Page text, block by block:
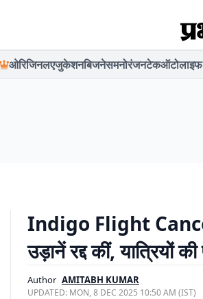
ओरिजिनलएजुकेशनबिजनेसमनोरंजनटेकऑटो
Indigo Flight
उड़ानें रद्द कीं, यात्रियों
Author AMITABH KUMAR
UPDATED: MON, 8 DEC 2025 10:50 AM (IST)